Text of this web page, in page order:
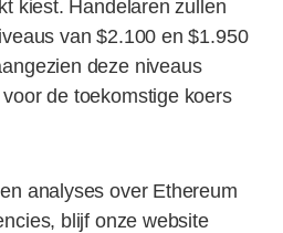
kiest. Handelaren zullen
van $2.100 en $1.950
deze niveaus
de toekomstige koers
analyses over Ethereum
blijf onze website